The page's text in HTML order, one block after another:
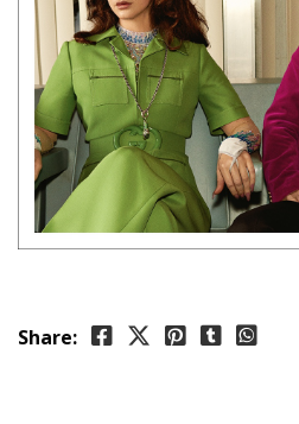
Share: